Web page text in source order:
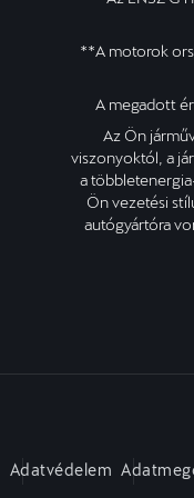
**A motorok
A megadott
Az Ön
viszonyoktól, a
a
Ön vezetési
autógyártóra
Adatvédelem